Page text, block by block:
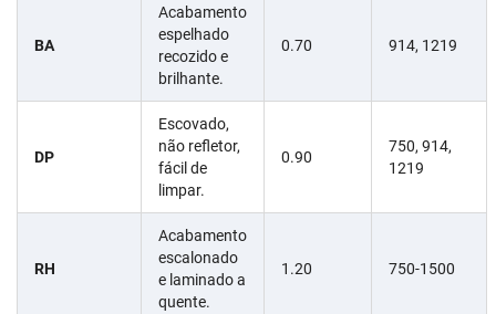
BA
Acabamento
espelhado
recozido e
brilhante.
0.70 914, 1219
DP
Escovado,
não refletor,
fácil de
limpar.
0.90
750, 914,
1219
RH
Acabamento
escalonado
e laminado a
quente.
1.20 750-1500